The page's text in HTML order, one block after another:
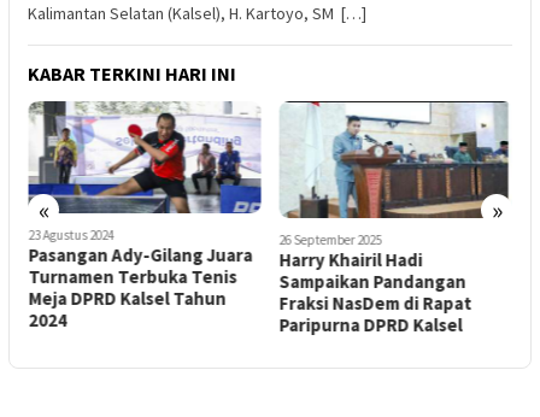
Kalimantan Selatan (Kalsel), H. Kartoyo, SM […]
KABAR TERKINI HARI INI
« »
23 Agustus 2024
Pasangan Ady-Gilang Juara
Turnamen Terbuka Tenis
Meja DPRD Kalsel Tahun
2024
26 September 2025
Harry Khairil Hadi
Sampaikan Pandangan
Fraksi NasDem di Rapat
Paripurna DPRD Kalsel